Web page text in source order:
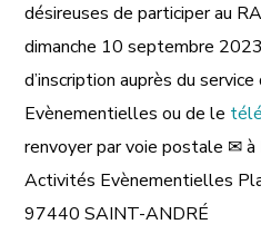
désireuses de participer au
dimanche 10 septembre
d’inscription auprès du
Evènementielles ou de le
renvoyer par voie postale ✉
Activités Evènementielles
97440 SAINT-ANDRÉ